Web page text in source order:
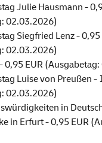
Julie Hausmann -
02.03.2026)
Siegfried Lenz - 0,95
02.03.2026)
0,95 EUR
Luise von Preußen -
02.03.2026)
in
in Erfurt - 0,95 EUR